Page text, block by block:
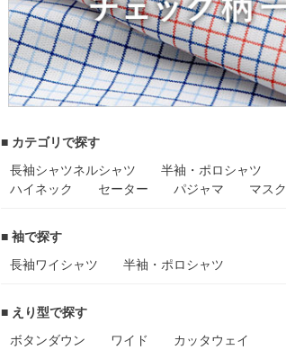
■ カテゴリで探す
長袖シャツネルシャツ 半袖・ポロシャツ
ハイネック
セーター パジャマ マスク
■ 袖で探す
長袖ワイシャツ
半袖・ポロシャツ
■ えり型で探す
ボタンダウン
ワイド カッタウェイ